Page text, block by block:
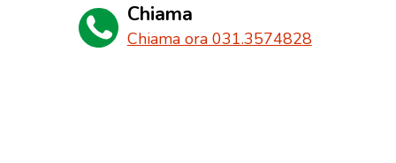
Chiama
Chiama ora 031.3574828